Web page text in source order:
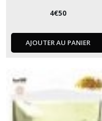
4€50
AJOUTER AU PANIER